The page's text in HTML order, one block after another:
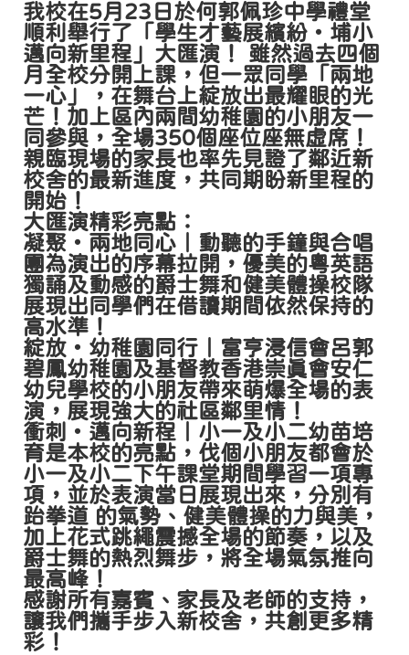
我校在5月23日於何郭佩珍中學禮堂
順利舉行了「學生才藝展繽紛‧埔小
邁向新里程」大匯演！ 雖然過去四個
月全校分開上課，但一眾同學「兩地
一心」，在舞台上綻放出最耀眼的光
芒！加上區內兩間幼稚園的小朋友一
同參與，全場350個座位座無虛席！
親臨現場的家長也率先見證了鄰近新
校舍的最新進度，共同期盼新里程的
開始！
大匯演精彩亮點：
凝聚‧兩地同心｜動聽的手鐘與合唱
團為演出的序幕拉開，優美的粵英語
獨誦及動感的爵士舞和健美體操校隊
展現出同學們在借讀期間依然保持的
高水準！
綻放‧幼稚園同行｜富亨浸信會呂郭
碧鳳幼稚園及基督教香港崇真會安仁
幼兒學校的小朋友帶來萌爆全場的表
演，展現強大的社區鄰里情！
衝刺‧邁向新程｜小一及小二幼苗培
育是本校的亮點，伐個小朋友都會於
小一及小二下午課堂期間學習一項專
項，並於表演當日展現出來，分別有
跆拳道 的氣勢、健美體操的力與美，
加上花式跳繩震撼全場的節奏，以及
爵士舞的熱烈舞步，將全場氣氛推向
最高峰！
感謝所有嘉賓、家長及老師的支持，
讓我們攜手步入新校舍，共創更多精
彩！